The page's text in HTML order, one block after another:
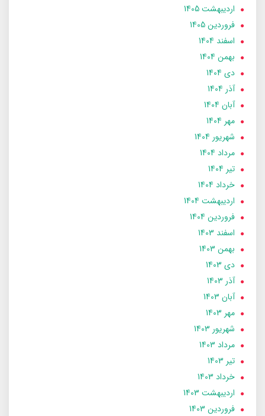
ارديبهشت 1405
فروردین 1405
اسفند 1404
بهمن 1404
دی 1404
آذر 1404
آبان 1404
مهر 1404
شهریور 1404
مرداد 1404
تير 1404
خرداد 1404
ارديبهشت 1404
فروردین 1404
اسفند 1403
بهمن 1403
دی 1403
آذر 1403
آبان 1403
مهر 1403
شهریور 1403
مرداد 1403
تير 1403
خرداد 1403
ارديبهشت 1403
فروردین 1403